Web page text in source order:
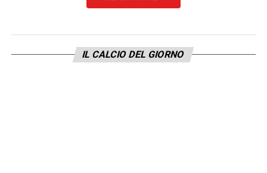
Sì, abbiamo pranzato insieme
Parma, è stato molto bello condividere il
tempo con lui, ma anche quando non è qua
IL CALCIO DEL GIORNO